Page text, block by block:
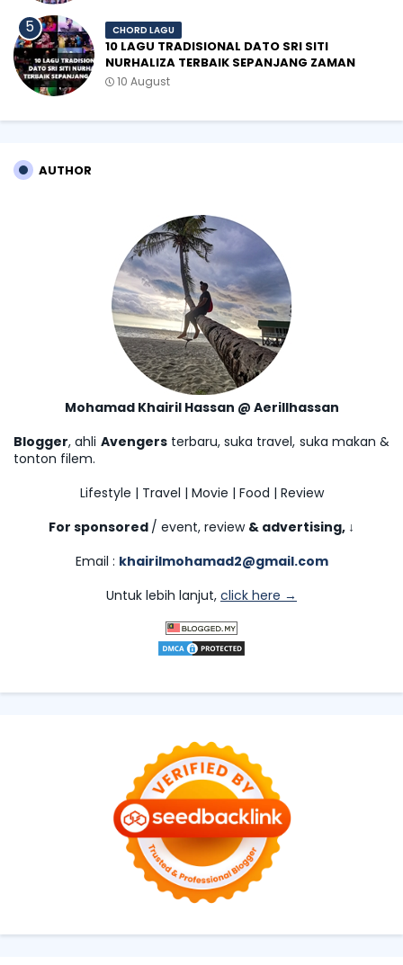
CHORD LAGU
10 LAGU TRADISIONAL DATO SRI SITI
NURHALIZA TERBAIK SEPANJANG ZAMAN
10 August
AUTHOR
Mohamad Khairil Hassan @ Aerillhassan
Blogger, ahli Avengersterbaru, suka travel, suka makan &
tonton filem.
Lifestyle | Travel | Movie | Food | Review
For sponsored / event, review & advertising, ↓
Email : khairilmohamad2@gmail.com
Untuk lebih lanjut, click here →